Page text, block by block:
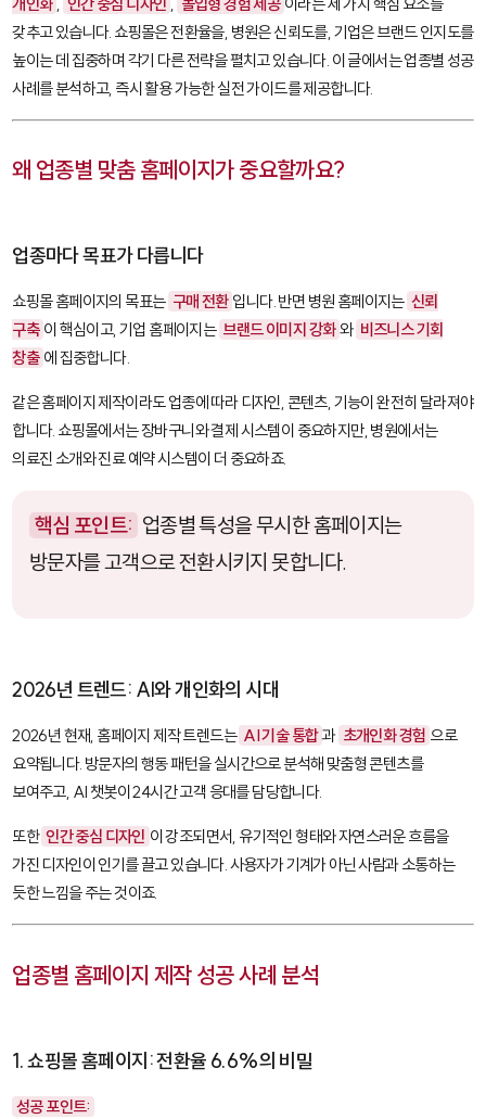
갖추고 있습니다. 쇼핑몰은 전환율을, 병원은 신뢰도를, 기업은 브랜드 인지도를
높이는 데 집중하며 각기 다른 전략을 펼치고 있습니다. 이 글에서는 업종별 성공
사례를 분석하고, 즉시 활용 가능한 실전 가이드를 제공합니다.
왜 업종별 맞춤 홈페이지가 중요할까요?
업종마다 목표가 다릅니다
쇼핑몰 홈페이지의 목표는 구매 전환 입니다. 반면 병원 홈페이지는 신뢰
구축 이 핵심이고, 기업 홈페이지는 브랜드 이미지 강화와 비즈니스 기회
창출 에 집중합니다.
같은 홈페이지 제작이라도 업종에 따라 디자인, 콘텐츠, 기능이 완전히 달라져야
합니다. 쇼핑몰에서는 장바구니와 결제 시스템이 중요하지만, 병원에서는
의료진 소개와 진료 예약 시스템이 더 중요하죠.
핵심 포인트: 업종별 특성을 무시한 홈페이지는
방문자를 고객으로 전환시키지 못합니다.
2026년 트렌드: AI와 개인화의 시대
2026년 현재, 홈페이지 제작 트렌드는 AI 기술 통합과 초개인화 경험 으로
요약됩니다. 방문자의 행동 패턴을 실시간으로 분석해 맞춤형 콘텐츠를
보여주고, AI 챗봇이 24시간 고객 응대를 담당합니다.
또한 인간 중심 디자인 이 강조되면서, 유기적인 형태와 자연스러운 흐름을
가진 디자인이 인기를 끌고 있습니다. 사용자가 기계가 아닌 사람과 소통하는
듯한 느낌을 주는 것이죠.
업종별 홈페이지 제작 성공 사례 분석
1. 쇼핑몰 홈페이지: 전환율 6.6%의 비밀
성공 포인트: